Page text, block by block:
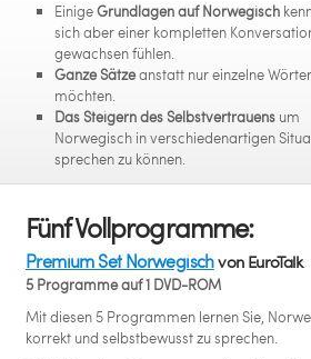
EinigeGrundlagen auf Norwegisch
sich aber einer kompletten
gewachsen fühlen.
Ganze Sätzeanstatt nur einzelne
möchten.
Das Steigern des Selbstvertrauens um
Norwegisch in verschiedenartigen
sprechen zu können.
Fünf Vollprogramme:
Premium Set Norwegischvon EuroTalk
5 Programme auf 1 DVD-ROM
Mit diesen 5 Programmen lernen Sie,
korrekt und selbstbewusst zu sprechen.